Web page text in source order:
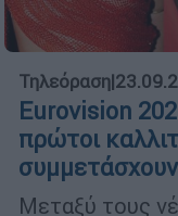
Τηλεόραση|
Eurovision
πρώτοι
Μεταξύ τους